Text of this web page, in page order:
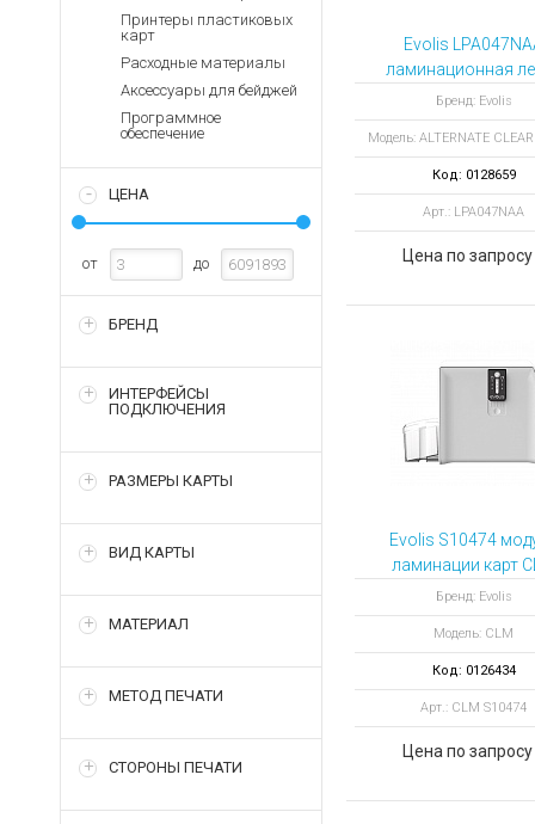
Терминалы
Архивные
товары
Зарядные устройства
Архивные товары
Принтеры пластиковых
карт
Расходные материалы
Аксессуары для бейджей
Программное
обеспечение
ЦЕНА
от до
БРЕНД
ИНТЕРФЕЙСЫ
ПОДКЛЮЧЕНИЯ
РАЗМЕРЫ КАРТЫ
ВИД КАРТЫ
МАТЕРИАЛ
МЕТОД ПЕЧАТИ
СТОРОНЫ ПЕЧАТИ
Evolis
ламинационная
ALTERNATE
PATCH 1.0 MIL
отпечатков
Бренд: Evolis
Модель: ALTERNATE
Код: 0128659
Арт.: LPA047NAA
Цена по запросу
Evolis S10474
ламинации карт
для принтера
Бренд: Evolis
Модель: CLM
Код: 0126434
Арт.: CLM S10474
Цена по запросу